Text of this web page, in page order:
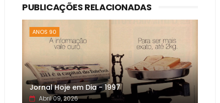
PUBLICAÇÕES RELACIONADAS
ANOS 90
Jornal Hoje em Dia - 1997
Abril 09, 2026